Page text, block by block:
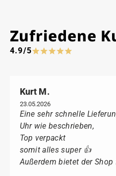
Zufriedene
4.9/5
Kurt M.
23.05.2026
Eine sehr schnelle
Uhr wie beschrieben,
Top verpackt
somit alles super 👍
Außerdem bietet der